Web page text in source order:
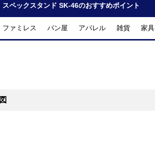
スペックスタンド SK-46のおすすめポイント
ファミレス パン屋 アパレル 雑貨 家具